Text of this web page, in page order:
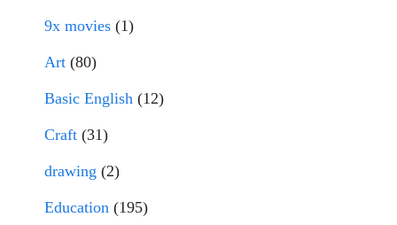
9x movies (1)
Art (80)
Basic English (12)
Craft (31)
drawing (2)
Education (195)